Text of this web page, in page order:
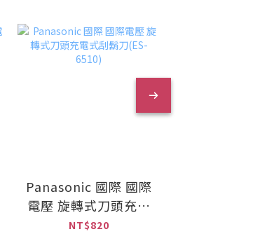
Panasonic 國際 國際
電壓 旋轉式刀頭充電
式刮鬍刀(ES-6510)
NT$820